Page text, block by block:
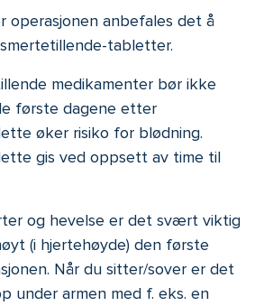
operasjonen anbefales det å
tabletter.
medikamenter bør ikke
første dagene etter
øker risiko for blødning.
gis ved oppsett av time til
og hevelse er det svært viktig
(i hjertehøyde) den første
Når du sitter/sover er det
under armen med f. eks. en